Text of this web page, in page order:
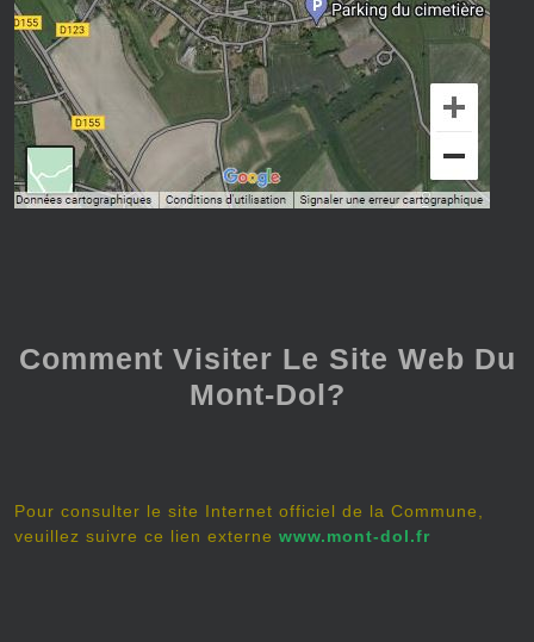
Comment Visiter Le Site Web Du
Mont-Dol?
Pour consulter le site Internet officiel de la Commune,
veuillez suivre ce lien externe www.mont-dol.fr